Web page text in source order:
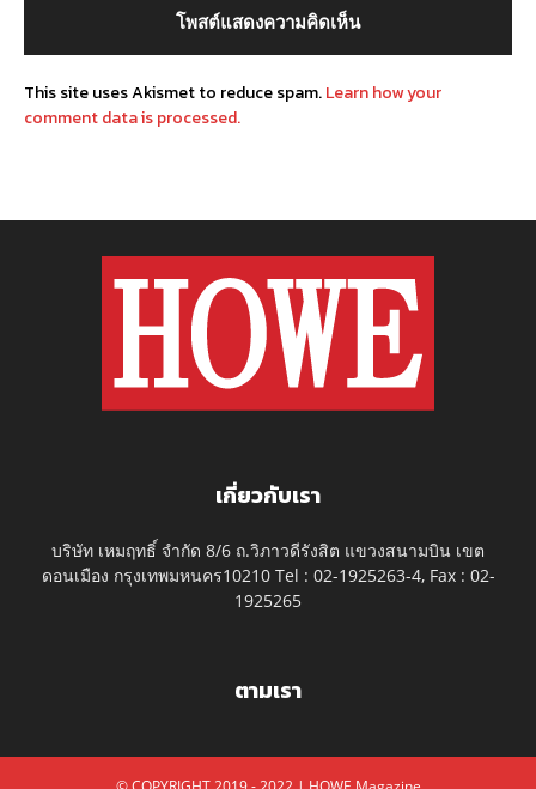
This site uses Akismet to reduce spam.Learn how your
comment data is processed.
เกี่ยวกับเรา
บริษัท เหมฤทธิ์ จำกัด 8/6 ถ.วิภาวดีรังสิต แขวงสนามบิน เขต
ดอนเมือง กรุงเทพมหนคร10210 Tel : 02-1925263-4, Fax : 02-
1925265
ตามเรา